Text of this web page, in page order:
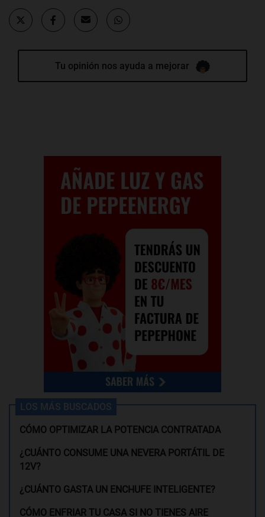
Tu opinión nos ayuda a mejorar
LOS MÁS BUSCADOS
CÓMO OPTIMIZAR LA POTENCIA CONTRATADA
¿CUÁNTO CONSUME UNA NEVERA PORTÁTIL DE
12V?
¿CUÁNTO GASTA UN ENCHUFE INTELIGENTE?
CÓMO ENFRIAR TU CASA SI NO TIENES AIRE